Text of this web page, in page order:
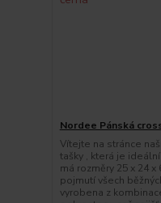
Nordee Pánská
Vítejte na stránce
tašky , která je
má rozměry 25 x 24
pojmutí všech
vyrobena z